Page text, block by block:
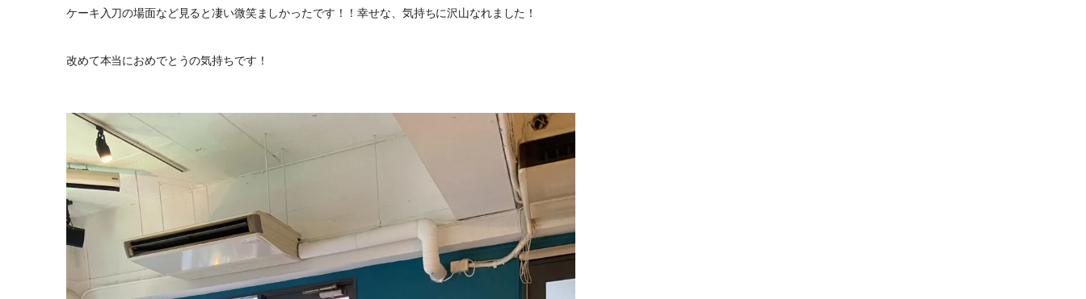
ケーキ入刀の場面など見ると凄い微笑ましかったです！！幸せな、気持ちに沢山なれました！
改めて本当におめでとうの気持ちです！